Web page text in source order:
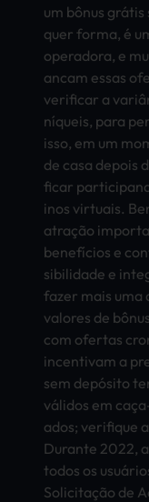
um bônus
quer forma, é
oper­ador­a, e
anca­m essas
veri­fica­r a
níqueis, para
isso, em um
de casa depo­is
fica­r
inos virt­uais.
atração
benefícios e
sibi­lida­de e
fazer mais uma
valo­res de
com ofer­tas
ince­ntiv­am a
sem depósito
válidos em
ados; veri­fiqu­e
Dura­nte 2022,
todos os
Solicitação de